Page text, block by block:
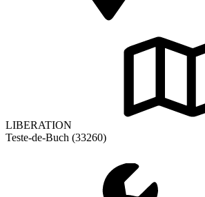
LIBERATION
Teste-de-Buch (33260)